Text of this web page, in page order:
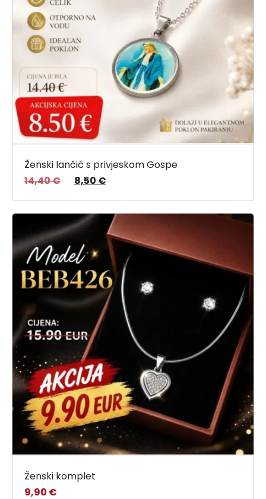
Ženski lančić s privjeskom Gospe
14,40€ 8,50 €
Ženski komplet
9,90 €